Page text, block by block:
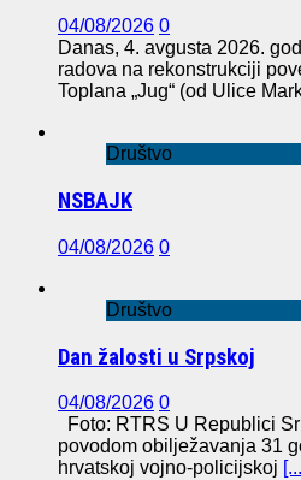
04/08/2026 0
Danas, 4. avgusta 2026.
radova na rekonstrukciji
Toplana „Jug“ (od Ulice
Društvo
NSBAJK
04/08/2026 0
Društvo
Dan žalosti u Srpskoj
04/08/2026 0
Foto: RTRS U Republici
povodom obilježavanja 31
hrvatskoj vojno-policijskoj